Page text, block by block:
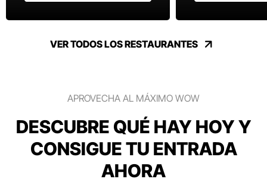
VER TODOS LOS RESTAURANTES
APROVECHA AL MÁXIMO WOW
DESCUBRE QUÉ HAY HOY Y
CONSIGUE TU ENTRADA
AHORA